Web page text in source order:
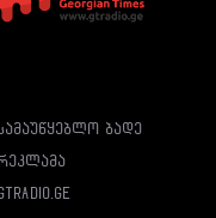
სამაუწყებლო ბადე
gtradio.ge